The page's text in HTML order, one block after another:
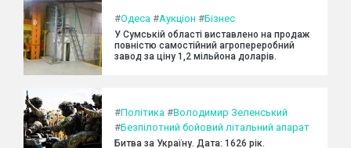
#Одеса #Аукціон #Бізнес
У Сумській області виставлено на продаж
повністю самостійний агропереробний
завод за ціну 1,2 мільйона доларів.
#Політика #Володимир Зеленський
#Безпілотний бойовий літальний апарат
Битва за Україну. Дата: 1626 рік.